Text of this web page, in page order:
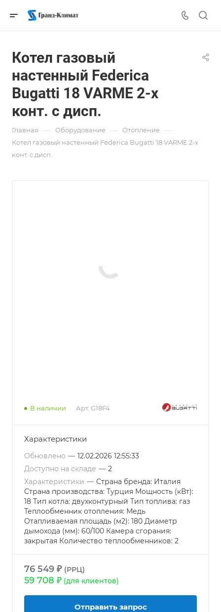
Котел газовый
настенный Federica
Bugatti 18 VARME 2-х
конт. с дисп.
Главная — Оборудование — Отопление —
Котел газовый настенный Federica Bugatti 18 VARME 2-х
конт. с дисп.
В наличии Арт. G18F4
Характеристики
Обновлено — 12.02.2026 12:55:33
Доступно на складе — 2
Характеристики — Страна бренда: Италия
Страна производства: Турция Мощность (кВт):
18 Тип котла: двухконтурный Тип топлива: газ
Теплообменник отопления: Медь
Отапливаемая площадь (м2): 180 Диаметр
дымохода (мм): 60/100 Камера сгорания:
закрытая Количество теплообменников: 2
76 549 ₽ (РРЦ)
59 708 ₽ (для клиентов)
Отправить запрос